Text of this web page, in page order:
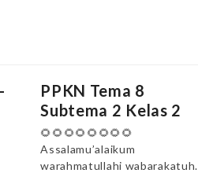
PPKN Tema 8
Subtema 2 Kelas 2
🌻🌻🌻🌻🌻🌻🌻🌻
Assalamu’alaikum
warahmatullahi wabarakatuh.